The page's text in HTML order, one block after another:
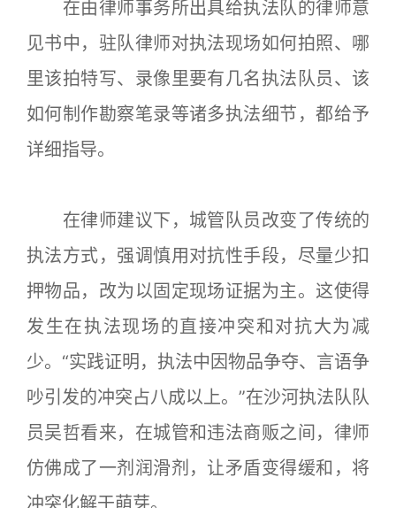
在由律师事务所出具给执法队的律师意
见书中，驻队律师对执法现场如何拍照、哪
里该拍特写、录像里要有几名执法队员、该
如何制作勘察笔录等诸多执法细节，都给予
详细指导。
在律师建议下，城管队员改变了传统的
执法方式，强调慎用对抗性手段，尽量少扣
押物品，改为以固定现场证据为主。这使得
发生在执法现场的直接冲突和对抗大为减
少。“实践证明，执法中因物品争夺、言语争
吵引发的冲突占八成以上。”在沙河执法队队
员吴哲看来，在城管和违法商贩之间，律师
仿佛成了一剂润滑剂，让矛盾变得缓和，将
冲突化解于萌芽。